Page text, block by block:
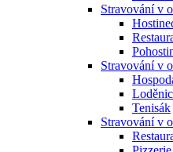
Stravování v
Stravování v
Tenisák
Stravování v